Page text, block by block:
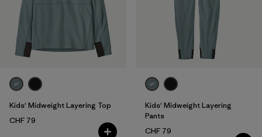
Kids' Midweight Layering Top
CHF 79
Kids' Midweight Layering
Pants
CHF 79